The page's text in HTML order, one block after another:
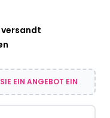
versandt
EIN ANGEBOT EIN